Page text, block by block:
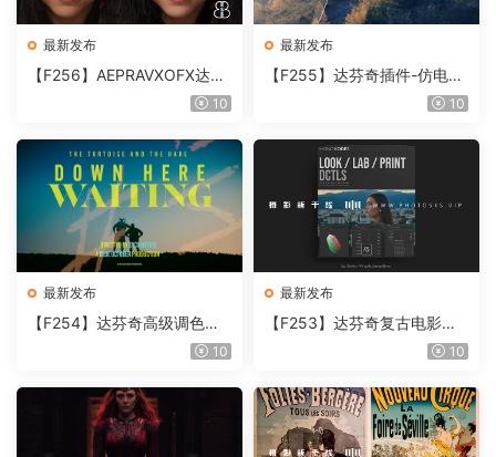
最新发布
【F256】AEPRAVXOFX达芬
奇视频人像磨皮润肤美颜插件
10
最新发布
【F255】达芬奇插件-仿电影
胶片视频调色插件 ARRI Film
10
最新发布
【F254】达芬奇高级调色插
件 Contour V2.2.2 WinMac10
最新发布
【F253】达芬奇复古电影胶
片质感DCTL节点调色预设 M
T V4.0
10